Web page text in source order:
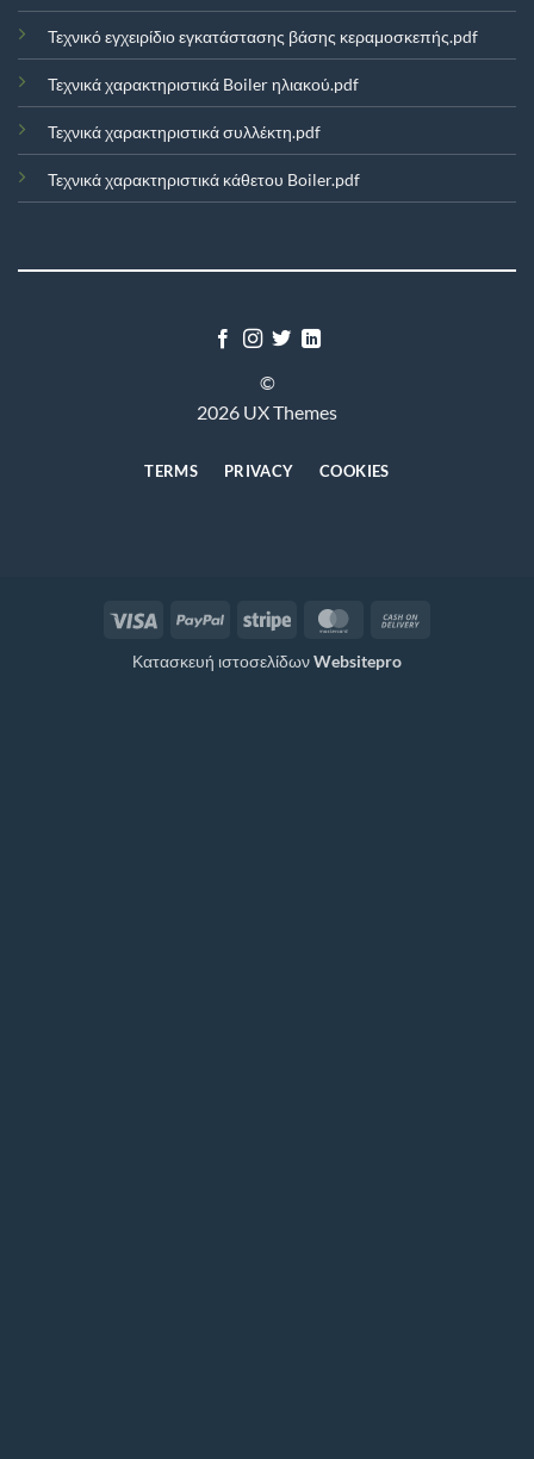
Τεχνικό εγχειρίδιο εγκατάστασης βάσης κεραμοσκεπής.pdf
Τεχνικά χαρακτηριστικά Boiler ηλιακού.pdf
Τεχνικά χαρακτηριστικά συλλέκτη.pdf
Τεχνικά χαρακτηριστικά κάθετου Boiler.pdf
©
2026 UX Themes
TERMS PRIVACY COOKIES
Visa PayPal Stripe MasterCard
Κατασκευή ιστοσελίδωνWebsitepro